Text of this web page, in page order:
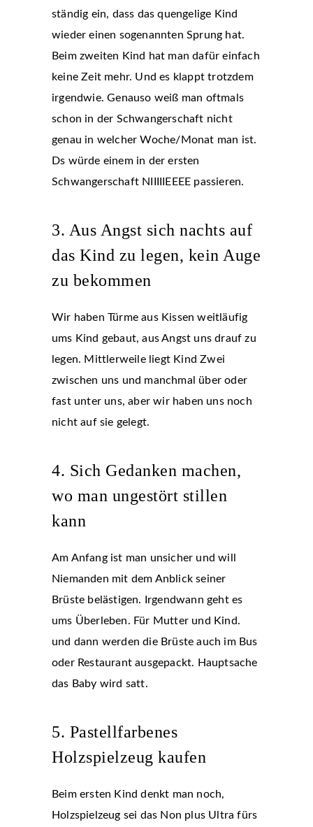
ständig ein, dass das quengelige Kind
wieder einen sogenannten Sprung hat.
Beim zweiten Kind hat man dafür einfach
keine Zeit mehr. Und es klappt trotzdem
irgendwie. Genauso weiß man oftmals
schon in der Schwangerschaft nicht
genau in welcher Woche/Monat man ist.
Ds würde einem in der ersten
Schwangerschaft NIIIIIEEEE passieren.
3. Aus Angst sich nachts auf
das Kind zu legen, kein Auge
zu bekommen
Wir haben Türme aus Kissen weitläufig
ums Kind gebaut, aus Angst uns drauf zu
legen. Mittlerweile liegt Kind Zwei
zwischen uns und manchmal über oder
fast unter uns, aber wir haben uns noch
nicht auf sie gelegt.
4. Sich Gedanken machen,
wo man ungestört stillen
kann
Am Anfang ist man unsicher und will
Niemanden mit dem Anblick seiner
Brüste belästigen. Irgendwann geht es
ums Überleben. Für Mutter und Kind.
und dann werden die Brüste auch im Bus
oder Restaurant ausgepackt. Hauptsache
das Baby wird satt.
5. Pastellfarbenes
Holzspielzeug kaufen
Beim ersten Kind denkt man noch,
Holzspielzeug sei das Non plus Ultra fürs